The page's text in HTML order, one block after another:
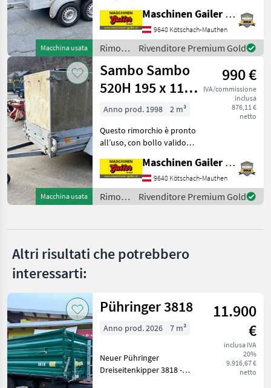
Humbaur
Pongratz
Böckmann
TPV
Eduard
Mostra
tutti
27
MARKETPLACE
rivenditori
Macchina usata
cm * Innenbreite 106 cm *
Grundbordwand aus Alu
Höhe 40 cm * niedrige
Aufsatzwände aus
Maschinen Gailer GmbH
9640 Kötschach-Mauthen
Rimorchi
/
Sambo
Rivenditore Premium Gold
Macchina usata
Sambo Sambo
520H 195 x 115
cm con freno
990 €
IVA/commissione
inclusa
876,11 €
netto
Anno prod. 1998
2 m³
Questo rimorchio è pronto
all’uso, con bollo valido
dotato di sponde laterali
ribaltabili e telone piatto.
Venite a trovarci e scoprite
la
Maschinen Gailer GmbH
9640 Kötschach-Mauthen
Rimorchi
/
Rivenditore Premium Gold
Altri risultati che potrebbero
interessarti:
Pühringer 3818
11.900
€
inclusa IVA
20%
9.916,67 €
netto
Anno prod. 2026 7 m³
Neuer Pühringer
Dreiseitenkipper 3818 -